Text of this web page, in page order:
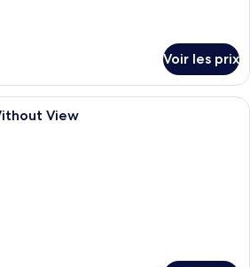
Voir les prix
Une chambre bien rangée, avec un
View